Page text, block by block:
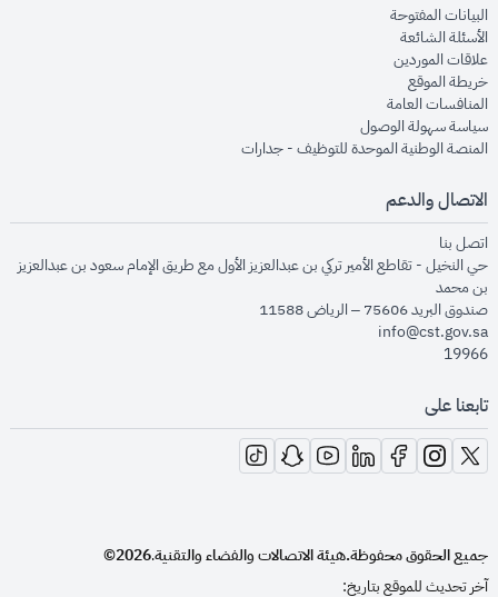
البيانات المفتوحةopens in new window
الأسئلة الشائعةopens in new window
علاقات الموردينopens in new window
خريطة الموقعopens in new window
المنافسات العامةopens in new window
سياسة سهولة الوصولopens in new window
المنصة الوطنية الموحدة للتوظيف - جداراتopens in new window
الاتصال والدعم
اتصل بنا
حي النخيل - تقاطع الأمير تركي بن عبدالعزيز الأول مع طريق الإمام سعود بن عبدالعزيز
بن محمد
صندوق البريد 75606 – الرياض 11588
info@cst.gov.sa
19966
تابعنا على
opens in new window
opens in new window
opens in new window
opens in new window
opens in new window
opens in new window
opens in new window
جميع الحقوق محفوظة.هيئة الاتصالات والفضاء والتقنية.
2026©
آخر تحديث للموقع بتاريخ: